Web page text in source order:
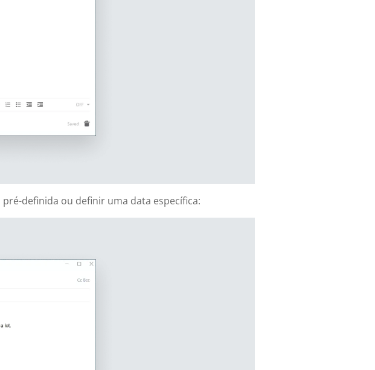
definida ou definir uma data específica: